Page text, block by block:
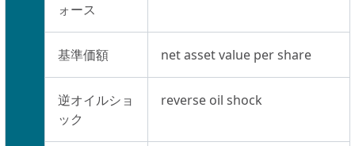
ォース
基準価額 net asset value per share
逆オイルショ
ック
reverse oil shock